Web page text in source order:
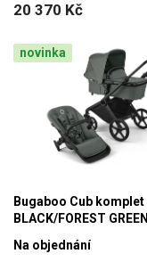
20 370 Kč
novinka
Bugaboo Cub komplet
BLACK/FOREST GREEN
Na objednání